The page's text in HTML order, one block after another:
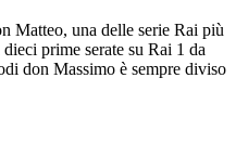
Matteo, una delle serie Rai più
prime serate su Rai 1 da
don Massimo è sempre diviso